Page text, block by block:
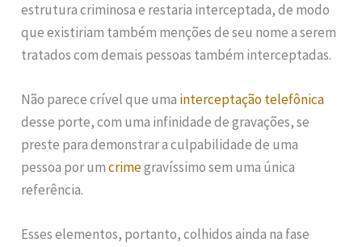
estrutura criminosa e restaria interceptada, de modo
que existiriam também menções de seu nome a serem
tratados com demais pessoas também interceptadas.
Não parece crível que uma interceptação telefônica
desse porte, com uma infinidade de gravações, se
preste para demonstrar a culpabilidade de uma
pessoa por umcrimegravíssimo sem uma única
referência.
Esses elementos, portanto, colhidos ainda na fase